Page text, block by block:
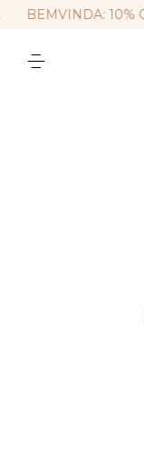
BEMVINDA: 10%